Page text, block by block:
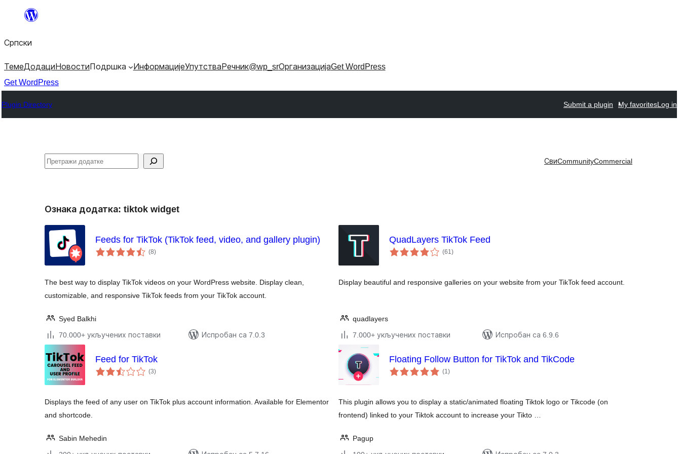
Скочи
садржај
Српски
ТемеДодаци Новости Подршка ИнформацијеУпутства Речник@wp_srОрганизацијаGet WordPress
Get WordPress
Plugin Directory Submit a plugin My favoritesLog in
Претрага СвиCommunityCommercial
Ознака додатка: tiktok widget
Feeds for TikTok (TikTok feed, video, and gallery plugin)
(8укупних
оцена
)
The best way to display TikTok videos on your WordPress website. Display clean,
customizable, and responsive TikTok feeds from your TikTok account.
Syed Balkhi
70.000+ укључених поставки
Испробан са 7.0.3
QuadLayers TikTok Feed
(61укупних
оцена
)
Display beautiful and responsive galleries on your website from your TikTok feed account.
quadlayers
7.000+ укључених поставки
Испробан са 6.9.6
Feed for TikTok
(3укупних
оцена
)
Displays the feed of any user on TikTok plus account information. Available for Elementor
and shortcode.
Sabin Mehedin
Floating Follow Button for TikTok and TikCode
(1укупних
оцена
)
This plugin allows you to display a static/animated floating Tiktok logo or Tikcode (on
frontend) linked to your Tiktok account to increase your Tikto …
Pagup